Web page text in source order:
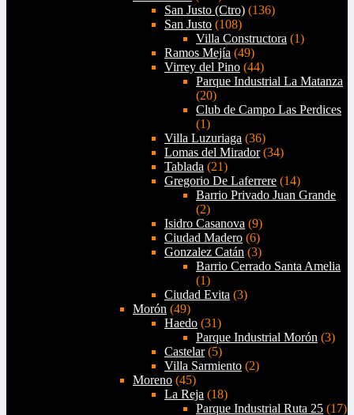
San Justo (Ctro) (136)
San Justo (108)
Villa Constructora (1)
Ramos Mejía (49)
Virrey del Pino (44)
Parque Industrial La Matanza
(20)
Club de Campo Las Perdices
(1)
Villa Luzuriaga (36)
Lomas del Mirador(34)
Tablada (21)
Gregorio De Laferrere (14)
Barrio Privado Juan Grande
(2)
Isidro Casanova (9)
Ciudad Madero (6)
Gonzalez Catán (3)
Barrio Cerrado Santa Amelia
(1)
Ciudad Evita (3)
Morón (49)
Haedo (31)
Parque Industrial Morón (3)
Castelar(5)
Villa Sarmiento (2)
Moreno (45)
La Reja (18)
Parque Industrial Ruta 25 (17)